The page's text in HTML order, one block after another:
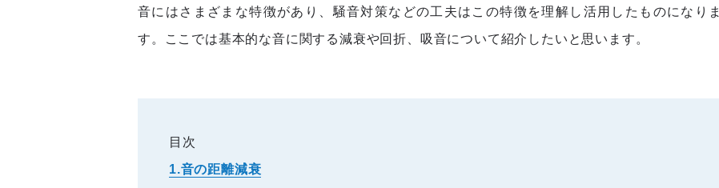
音にはさまざまな特徴があり、騒音対策などの工夫はこの特徴を理解し活用したものになりま
す。ここでは基本的な音に関する減衰や回折、吸音について紹介したいと思います。
目次
1.音の距離減衰